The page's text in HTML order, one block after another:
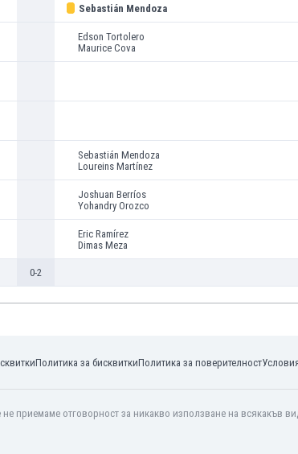
Sebastián Mendoza
Edson Tortolero
Maurice Cova
Sebastián Mendoza
Loureins Martínez
Joshuan Berríos
Yohandry Orozco
Eric Ramírez
Dimas Meza
0-2
Политика за бисквиткиПолитика за поверителност
приемаме отговорност за никакво използване на всякакъв